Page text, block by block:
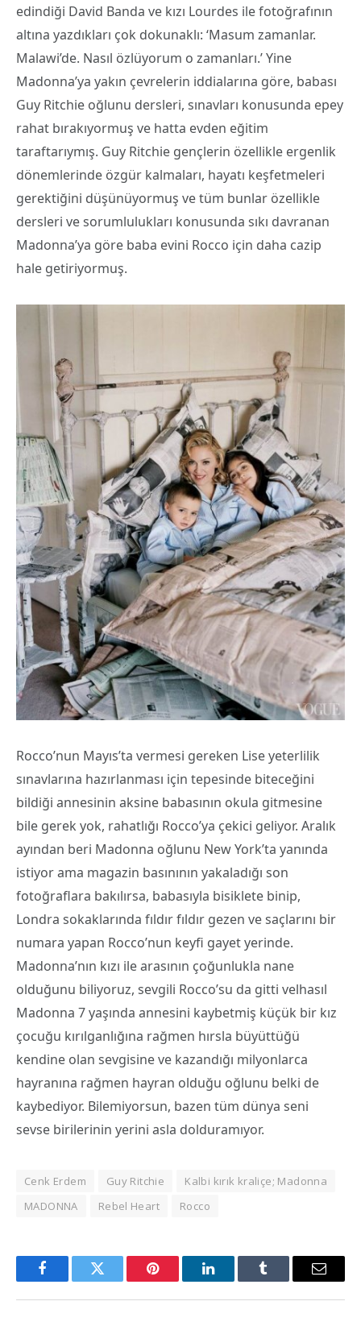
edindiği David Banda ve kızı Lourdes ile fotoğrafının
altına yazdıkları çok dokunaklı: ‘Masum zamanlar.
Malawi’de. Nasıl özlüyorum o zamanları.’ Yine
Madonna’ya yakın çevrelerin iddialarına göre, babası
Guy Ritchie oğlunu dersleri, sınavları konusunda epey
rahat bırakıyormuş ve hatta evden eğitim
taraftarıymış. Guy Ritchie gençlerin özellikle ergenlik
dönemlerinde özgür kalmaları, hayatı keşfetmeleri
gerektiğini düşünüyormuş ve tüm bunlar özellikle
dersleri ve sorumlulukları konusunda sıkı davranan
Madonna’ya göre baba evini Rocco için daha cazip
hale getiriyormuş.
Rocco’nun Mayıs’ta vermesi gereken Lise yeterlilik
sınavlarına hazırlanması için tepesinde biteceğini
bildiği annesinin aksine babasının okula gitmesine
bile gerek yok, rahatlığı Rocco’ya çekici geliyor. Aralık
ayından beri Madonna oğlunu New York’ta yanında
istiyor ama magazin basınının yakaladığı son
fotoğraflara bakılırsa, babasıyla bisiklete binip,
Londra sokaklarında fıldır fıldır gezen ve saçlarını bir
numara yapan Rocco’nun keyfi gayet yerinde.
Madonna’nın kızı ile arasının çoğunlukla nane
olduğunu biliyoruz, sevgili Rocco’su da gitti velhasıl
Madonna 7 yaşında annesini kaybetmiş küçük bir kız
çocuğu kırılganlığına rağmen hırsla büyüttüğü
kendine olan sevgisine ve kazandığı milyonlarca
hayranına rağmen hayran olduğu oğlunu belki de
kaybediyor. Bilemiyorsun, bazen tüm dünya seni
sevse birilerinin yerini asla dolduramıyor.
Cenk Erdem Guy Ritchie
Kalbi kırık kraliçe; Madonna
MADONNA
Rebel Heart Rocco
FacebookTwitter Pinterest LinkedInTumblr Email